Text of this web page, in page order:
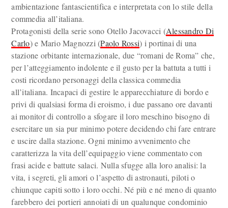
ambientazione fantascientifica e interpretata con lo stile della
commedia all’italiana.
Protagonisti della serie sono Otello Jacovacci (Alessandro Di
Carlo) e Mario Magnozzi (Paolo Rossi) i portinai di una
stazione orbitante internazionale, due “romani de Roma” che,
per l’atteggiamento indolente e il gusto per la battuta a tutti i
costi ricordano personaggi della classica commedia
all’italiana. Incapaci di gestire le apparecchiature di bordo e
privi di qualsiasi forma di eroismo, i due passano ore davanti
ai monitor di controllo a sfogare il loro meschino bisogno di
esercitare un sia pur minimo potere decidendo chi fare entrare
e uscire dalla stazione. Ogni minimo avvenimento che
caratterizza la vita dell’equipaggio viene commentato con
frasi acide e battute salaci. Nulla sfugge alla loro analisi: la
vita, i segreti, gli amori o l’aspetto di astronauti, piloti o
chiunque capiti sotto i loro occhi. Né più e né meno di quanto
farebbero dei portieri annoiati di un qualunque condominio